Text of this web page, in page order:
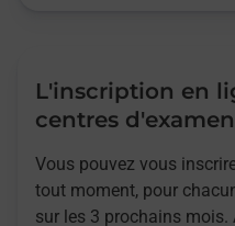
L'inscription en
centres d'examen
Vous pouvez vous
tout moment, pour
sur les 3 prochains mois.